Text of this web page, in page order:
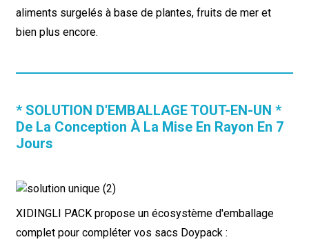
aliments surgelés à base de plantes, fruits de mer et
bien plus encore.
* SOLUTION D'EMBALLAGE TOUT-EN-UN *
De La Conception À La Mise En Rayon En 7
Jours
XIDINGLI PACK propose un écosystème d'emballage
complet pour compléter vos sacs Doypack :